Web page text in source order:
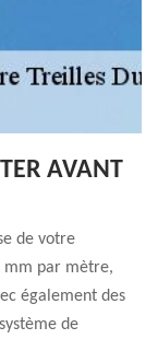
AVANT
de votre
mm par mètre,
également des
de